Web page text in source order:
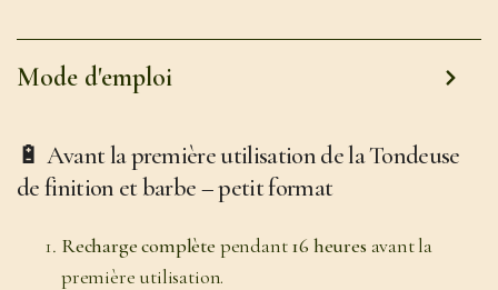
Mode d'emploi
🔋 Avant la première utilisation de la Tondeuse
de finition et barbe – petit format
Recharge complète pendant16 heures avant la
première utilisation.